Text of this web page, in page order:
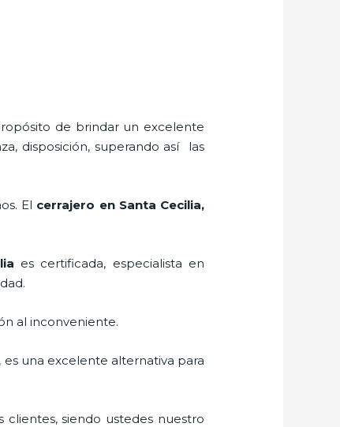
de brindar un excelente
disposición, superando así las
El cerrajero en Santa Cecilia,
es certificada, especialista en
al inconveniente.
, es una excelente alternativa para
siendo ustedes nuestro